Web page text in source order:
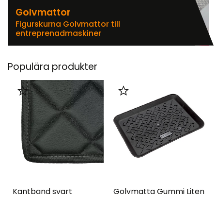
Golvmattor
Figurskurna Golvmattor till
entreprenadmaskiner
Populära produkter
Kantband svart
Lägg till i favoriter
Golvmatta Gummi Liten
Lägg till i favoriter